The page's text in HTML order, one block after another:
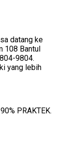
datang ke
108 Bantul
9804.
yang lebih
PRAKTEK.